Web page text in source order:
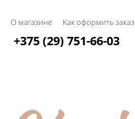
О магазине Как оформить заказ
+375 (29) 751-66-03